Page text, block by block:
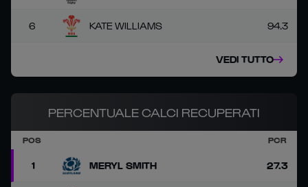
6 KATE WILLIAMS 94.3
VEDI TUTTO
PERCENTUALE CALCI RECUPERATI
POS PCR
1 MERYL SMITH 27.3